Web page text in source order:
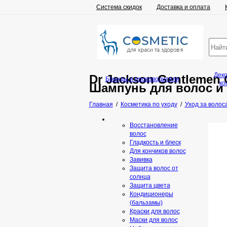
Система скидок Доставка и оплата
Dr Jackson
Шампунь для волос и
Главная / Косметика по уходу/ Уход за
Бренды и производители
Восстановление
волос
Гладкость и блеск
Для кончиков волос
Завивка
Защита волос от
солнца
Защита цвета
Кондиционеры
(бальзамы)
Краски для волос
Маски для волос